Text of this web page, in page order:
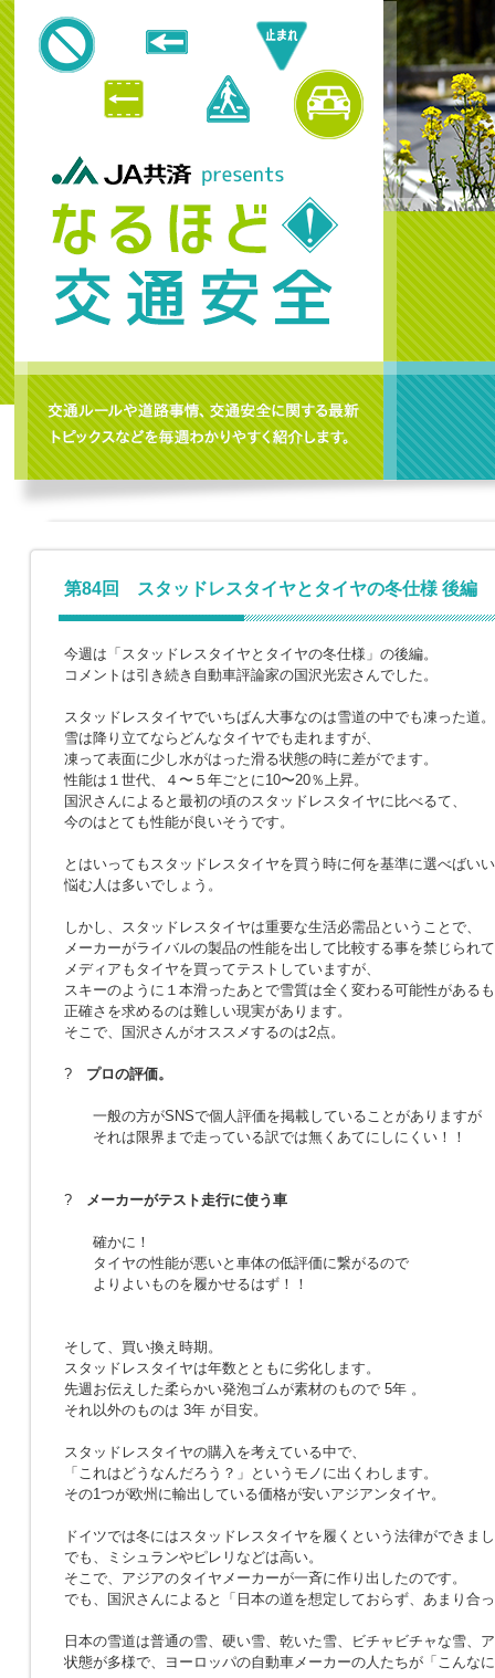
第84回 スタッドレスタイヤとタイヤの冬仕様 後編
今週は「スタッドレスタイヤとタイヤの冬仕様」の後編。
コメントは引き続き自動車評論家の国沢光宏さんでした。
スタッドレスタイヤでいちばん大事なのは雪道の中でも凍った道。
雪は降り立てならどんなタイヤでも走れますが、
凍って表面に少し水がはった滑る状態の時に差がでます。
性能は１世代、４〜５年ごとに10〜20％上昇。
国沢さんによると最初の頃のスタッドレスタイヤに比べるて、
今のはとても性能が良いそうです。
とはいってもスタッドレスタイヤを買う時に何を基準に選べばい
悩む人は多いでしょう。
しかし、スタッドレスタイヤは重要な生活必需品ということで、
メーカーがライバルの製品の性能を出して比較する事を禁じられ
メディアもタイヤを買ってテストしていますが、
スキーのように１本滑ったあとで雪質は全く変わる可能性がある
正確さを求めるのは難しい現実があります。
そこで、国沢さんがオススメするのは2点。
?プロの評価。
一般の方がSNSで個人評価を掲載していることがありますが
それは限界まで走っている訳では無くあてにしにくい！！
? メーカーがテスト走行に使う車
確かに！
タイヤの性能が悪いと車体の低評価に繋がるので
よりよいものを履かせるはず！！
そして、買い換え時期。
スタッドレスタイヤは年数とともに劣化します。
先週お伝えした柔らかい発泡ゴムが素材のもので 5年 。
それ以外のものは 3年 が目安。
スタッドレスタイヤの購入を考えている中で、
「これはどうなんだろう？」というモノに出くわします。
その1つが欧州に輸出している価格が安いアジアンタイヤ。
ドイツでは冬にはスタッドレスタイヤを履くという法律ができま
でも、ミシュランやピレリなどは高い。
そこで、アジアのタイヤメーカーが一斉に作り出したのです。
でも、国沢さんによると「日本の道を想定しておらず、あまり合
日本の雪道は普通の雪、硬い雪、乾いた雪、ビチャビチャな雪、
状態が多様で、ヨーロッパの自動車メーカーの人たちが「こんな